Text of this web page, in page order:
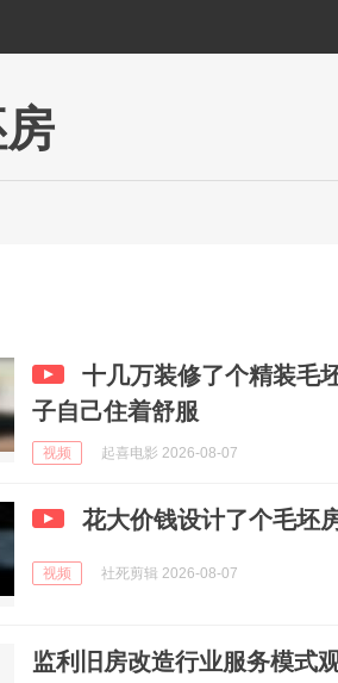
十几万装修了个精装毛
子自己住着舒服
视频 起喜电影 2026-08-07
花大价钱设计了个毛坯
视频 社死剪辑 2026-08-07
监利旧房改造行业服务模式